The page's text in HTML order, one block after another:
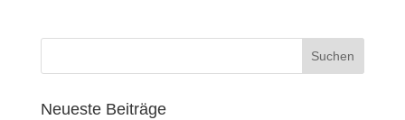
Neueste Beiträge